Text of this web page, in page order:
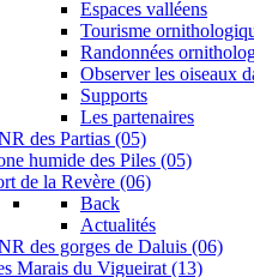
Espaces valléens
Tourisme
Randonnées
Observer les oiseaux
Supports
Les partenaires
des Partias (05)
humide des Piles (05)
de la Revère (06)
Back
Actualités
des gorges de Daluis (06)
Marais du Vigueirat (13)